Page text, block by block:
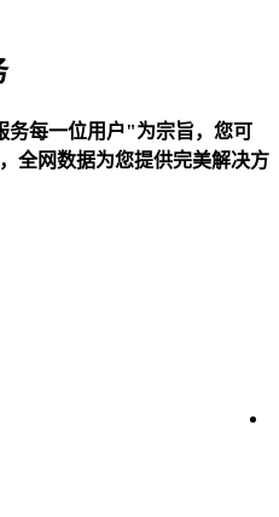
每一位用户"为宗旨，您可
全网数据为您提供完美解决方